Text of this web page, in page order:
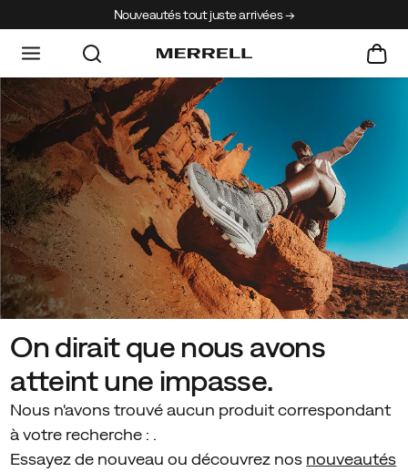
Nouveautés tout juste arrivées →
On dirait que nous avons
atteint une impasse.
Nous n'avons trouvé aucun produit correspondant
à votre recherche : .
Essayez de nouveau ou découvrez nos nouveautés